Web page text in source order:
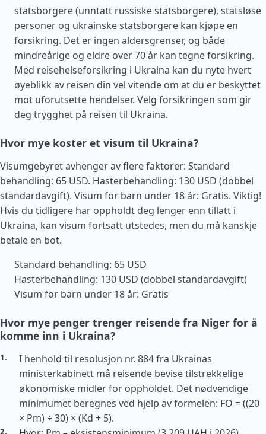
statsborgere (unntatt russiske statsborgere), statsløse
personer og ukrainske statsborgere kan kjøpe en
forsikring. Det er ingen aldersgrenser, og både
mindreårige og eldre over 70 år kan tegne forsikring.
Med reisehelseforsikring i Ukraina kan du nyte hvert
øyeblikk av reisen din vel vitende om at du er beskyttet
mot uforutsette hendelser. Velg forsikringen som gir
deg trygghet på reisen til Ukraina.
Hvor mye koster et visum til Ukraina?
Visumgebyret avhenger av flere faktorer: Standard
behandling: 65 USD. Hasterbehandling: 130 USD (dobbel
standardavgift). Visum for barn under 18 år: Gratis. Viktig!
Hvis du tidligere har oppholdt deg lenger enn tillatt i
Ukraina, kan visum fortsatt utstedes, men du må kanskje
betale en bot.
Standard behandling: 65 USD
Hasterbehandling: 130 USD (dobbel standardavgift)
Visum for barn under 18 år: Gratis
Hvor mye penger trenger reisende fra Niger for å
komme inn i Ukraina?
I henhold til resolusjon nr. 884 fra Ukrainas
ministerkabinett må reisende bevise tilstrekkelige
økonomiske midler for oppholdet. Det nødvendige
minimumet beregnes ved hjelp av formelen: FO = ((20
× Pm) ÷ 30) × (Kd + 5).